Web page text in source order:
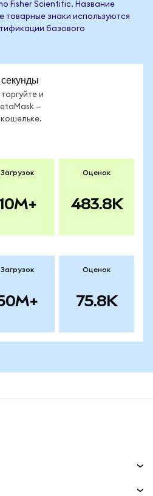
Fisher Scientific. Название
товарные знаки используются
базового
и
—
Загрузок Оценок
483.8K
Загрузок Оценок
75.8K